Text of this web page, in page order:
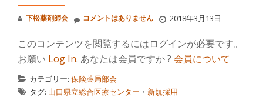
下松薬剤師会 2018年3月13日
コメントはありません
このコンテンツを閲覧するにはログインが必要です。
お願い Log In. あなたは会員ですか ? 会員について
カテゴリー: 保険薬局部会
タグ: 山口県立総合医療センター ・ 新規採用